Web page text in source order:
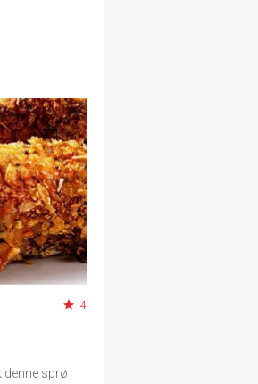
4
denne sprø